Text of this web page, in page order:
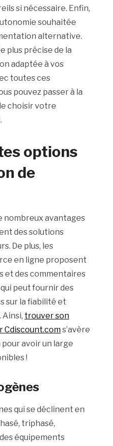
si nécessaire. Enfin,
souhaitée
alternative.
plus précise de la
adaptée à vos
toutes ces
pouvez passer à la
choisir votre
options
de
nombreux avantages
des solutions
De plus, les
en ligne proposent
et des commentaires
peut fournir des
sur la fiabilité et
Ainsi, trouver son
Cdiscount.coms’avère
avoir un large
!
qui se déclinent en
triphasé,
équipements